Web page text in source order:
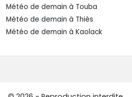
Météo de demain à Touba
Météo de demain à Thiès
Météo de demain à Kaolack